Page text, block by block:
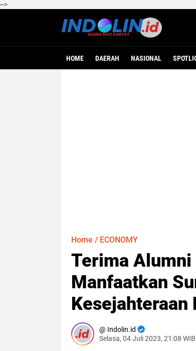
-->
HOME DAERAH NASIONAL
Home / ECONOMY
Terima Alumni
Manfaatkan
Kesejahteraan
Indolin.id
Selasa, 04 Juli 2023, 21:08 WIB